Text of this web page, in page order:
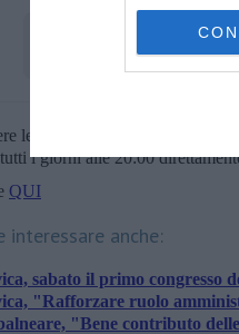
le notizie principali della
i giorni alle 20:00
QUI
interessare anche:
sabato il primo congresso
"Rafforzare ruolo
"Bene contributo